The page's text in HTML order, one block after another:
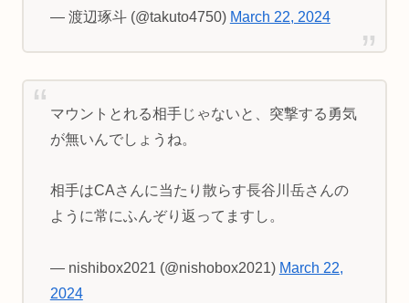
— 渡辺琢斗 (@takuto4750) March 22, 2024
マウントとれる相手じゃないと、突撃する勇気
が無いんでしょうね。
相手はCAさんに当たり散らす長谷川岳さんの
ように常にふんぞり返ってますし。
— nishibox2021 (@nishobox2021) March 22,
2024